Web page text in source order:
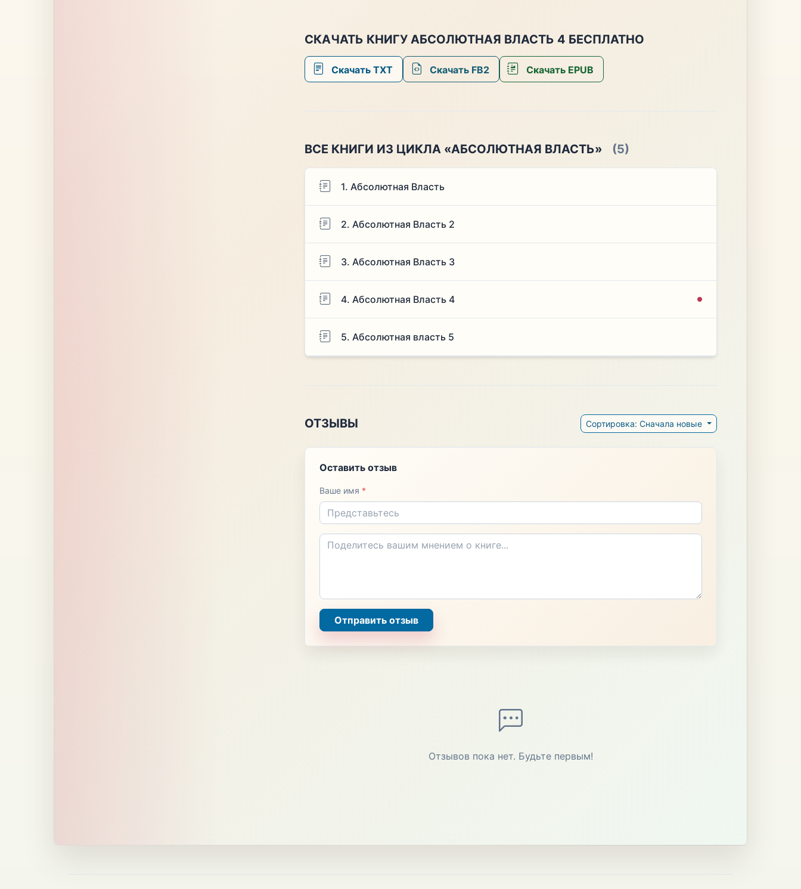
СКАЧАТЬ КНИГУ АБСОЛЮТНАЯ ВЛАСТЬ 4 БЕСПЛАТНО
Скачать TXT Скачать FB2 Скачать EPUB
ВСЕ КНИГИ ИЗ ЦИКЛА «АБСОЛЮТНАЯ ВЛАСТЬ» (5)
1. Абсолютная Власть
2. Абсолютная Власть 2
3. Абсолютная Власть 3
4. Абсолютная Власть 4
5. Абсолютная власть 5
ОТЗЫВЫ Сортировка: Сначала новые
Оставить отзыв
Ваше имя *
Отправить отзыв
Отзывов пока нет. Будьте первым!